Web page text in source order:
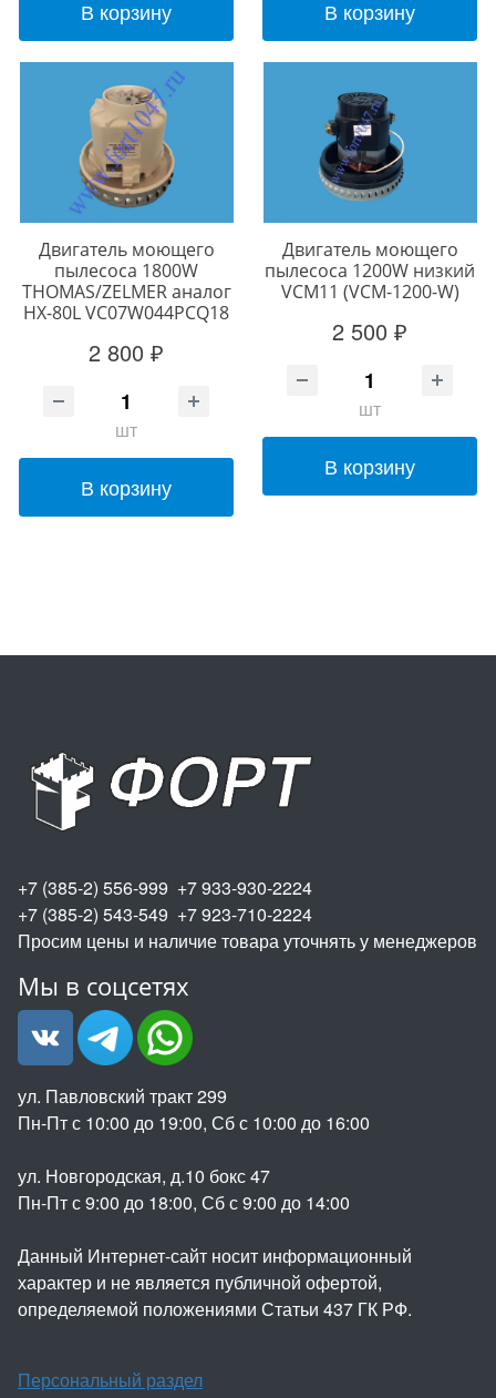
В корзину В корзину
Двигатель моющего
пылесоса 1800W
THOMAS/ZELMER аналог
HX-80L VC07W044PCQ18
2 800 ₽
шт
В корзину
Двигатель моющего
пылесоса 1200W низкий
VCM11 (VCM-1200-W)
2 500 ₽
шт
В корзину
+7 (385-2) 556-999 +7 933-930-2224
+7 (385-2) 543-549 +7 923-710-2224
Просим цены и наличие товара уточнять у менеджеров
Мы в соцсетях
ул. Павловский тракт 299
Пн-Пт с 10:00 до 19:00, Сб с 10:00 до 16:00
ул. Новгородская, д.10 бокс 47
Пн-Пт с 9:00 до 18:00, Сб с 9:00 до 14:00
Данный Интернет-сайт носит информационный
характер и не является публичной офертой,
определяемой положениями Статьи 437 ГК РФ.
Персональный раздел